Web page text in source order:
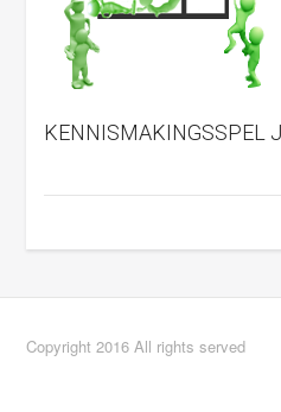
KENNISMAKINGSSPEL
Copyright 2016 All rights served